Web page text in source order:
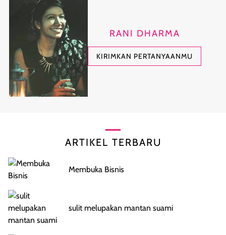
RANI DHARMA
KIRIMKAN PERTANYAANMU
ARTIKEL TERBARU
Membuka Bisnis
sulit melupakan mantan suami